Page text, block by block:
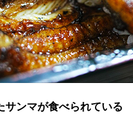
サンマが食べられている